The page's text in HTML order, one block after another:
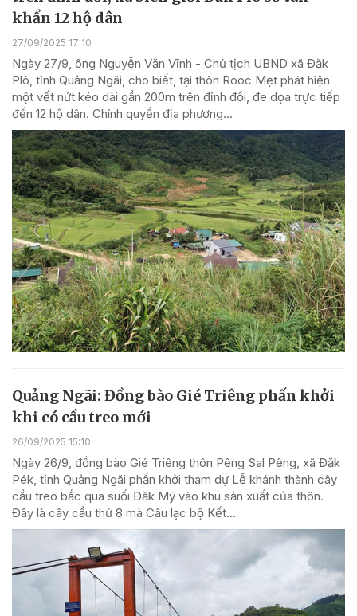
khẩn 12 hộ dân
27/09/2025 17:10
Ngày 27/9, ông Nguyễn Văn Vĩnh - Chủ tịch UBND xã Đăk
Plô, tỉnh Quảng Ngãi, cho biết, tại thôn Rooc Mẹt phát hiện
một vết nứt kéo dài gần 200m trên đỉnh đồi, đe dọa trực tiếp
đến 12 hộ dân. Chính quyền địa phương...
Quảng Ngãi: Đồng bào Gié Triêng phấn khởi
khi có cầu treo mới
26/09/2025 15:10
Ngày 26/9, đồng bào Gié Triêng thôn Pêng Sal Pêng, xã Đăk
Pék, tỉnh Quảng Ngãi phấn khởi tham dự Lễ khánh thành cây
cầu treo bắc qua suối Đăk Mỹ vào khu sản xuất của thôn.
Đây là cây cầu thứ 8 mà Câu lạc bộ Kết...